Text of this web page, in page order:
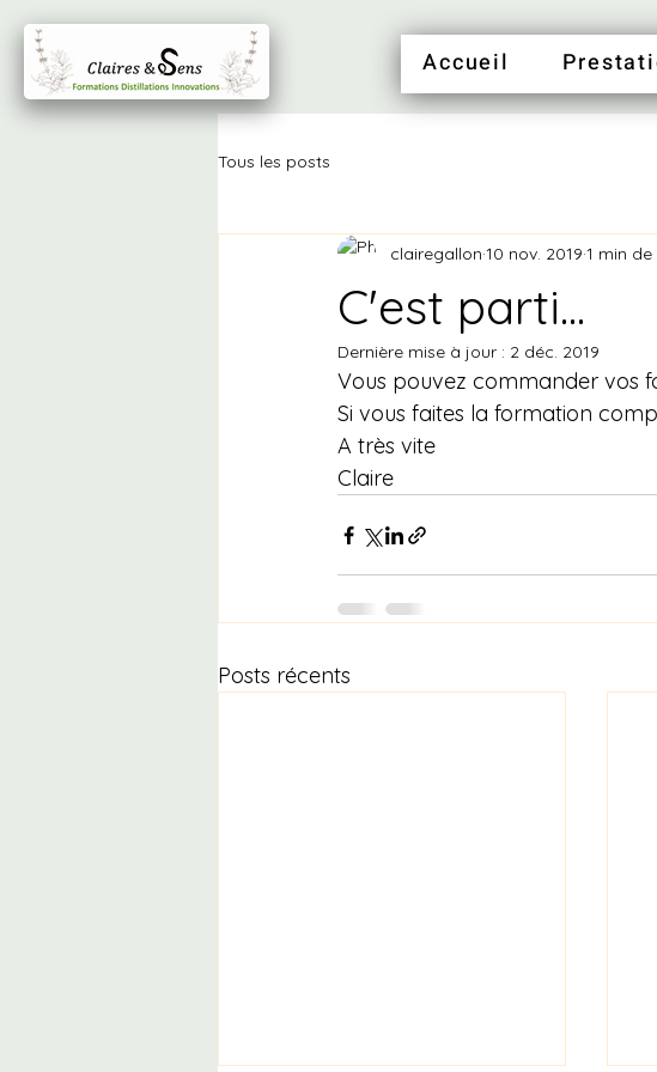
Accueil
Tous les posts
C'est parti...
clairegallon 10 nov. 2019 1 min
Dernière mise à jour : 2 déc. 2019
Vous pouvez commander vos
Si vous faites la formation
A très vite
Claire
Posts récents